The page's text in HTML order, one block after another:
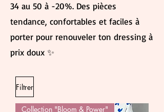
34 au 50 à -20%. Des pièces
tendance, confortables et faciles à
porter pour renouveler ton dressing à
prix doux ✨
Filtrer
Collection "Bloom & Power"